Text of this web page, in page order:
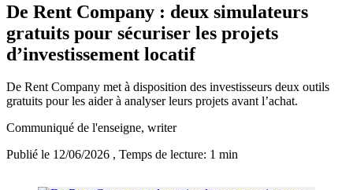
De Rent Company : deux simulateurs
gratuits pour sécuriser les projets
d’investissement locatif
De Rent Company met à disposition des investisseurs deux outils
gratuits pour les aider à analyser leurs projets avant l’achat.
Communiqué de l'enseigne, writer
Publié le 12/06/2026 , Temps de lecture: 1 min